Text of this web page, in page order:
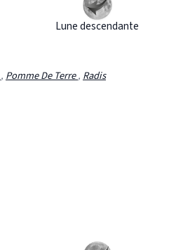
Lune descendante
, Pomme De Terre, Radis